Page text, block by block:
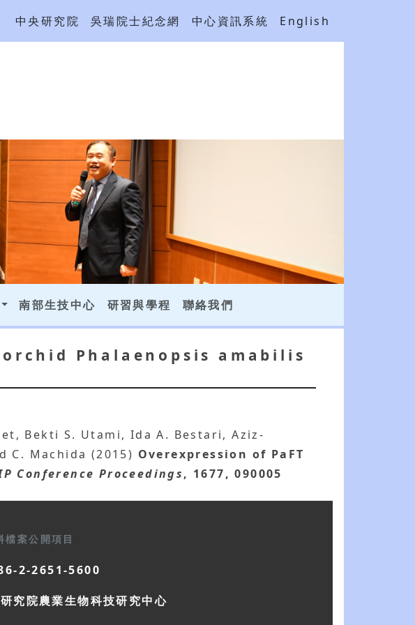
中央研究院 吳瑞院士紀念網 中心資訊系統 English
南部生技中心 研習與學程 聯絡我們
Phalaenopsis amabilis
Bekti S. Utami, Ida A. Bestari, Aziz-
C. Machida (2015) Overexpression of PaFT
Conference Proceedings, 1677, 090005
檔案公開項目
2-2651-5600
究院農業生物科技研究中心